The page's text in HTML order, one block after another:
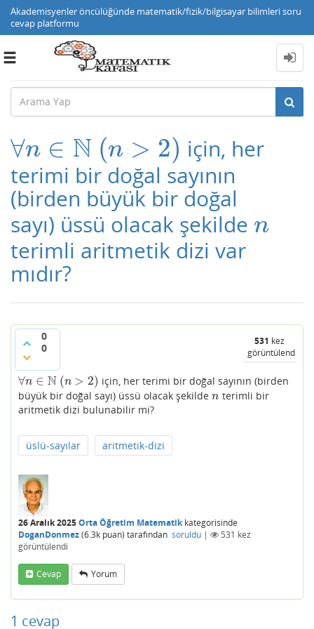
Akademisyenler öncülüğünde matematik/fizik/bilgisayar bilimleri soru
cevap platformu
Toggle
∀n ∈ N (n > 2)
∀n∈N (n >2)
için, her
terimi bir doğal sayının
(birden büyük bir doğal
sayı) üssü olacak şekilde n
n
terimli aritmetik dizi var
mıdır?
0
0
531 kez
görüntülendi
∀n ∈ N (n > 2)
∀n∈N (n >2)
için, her terimi bir doğal sayının (birden
büyük bir doğal sayı) üssü olacak şekilde n
n terimli bir
aritmetik dizi bulunabilir mi?
üslü-sayılar aritmetik-dizi
26 Aralık 2025Orta Öğretim Matematikkategorisinde
DoganDonmez(6.3k puan) tarafından soruldu | 531 kez
görüntülendi
Cevap Yorum
1 cevap